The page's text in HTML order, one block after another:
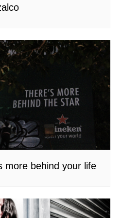
more behind your life